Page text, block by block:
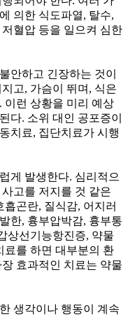
의한 식도파열, 탈수,
혈압 등을 일으켜 심한
안하고 긴장하는 것이
고, 가슴이 뛰며, 식은
이런 상황을 미리 예상
다. 소위 대인 공포증이
치료, 집단치료가 시행
게 발생한다. 심리적으
고를 저지를 것 같은
곤란, 질식감, 어지러
한, 흉부압박감, 흉부통
상선기능항진증, 약물
료를 하면 대부분의 환
효과적인 치료는 약물
생각이나 행동이 계속